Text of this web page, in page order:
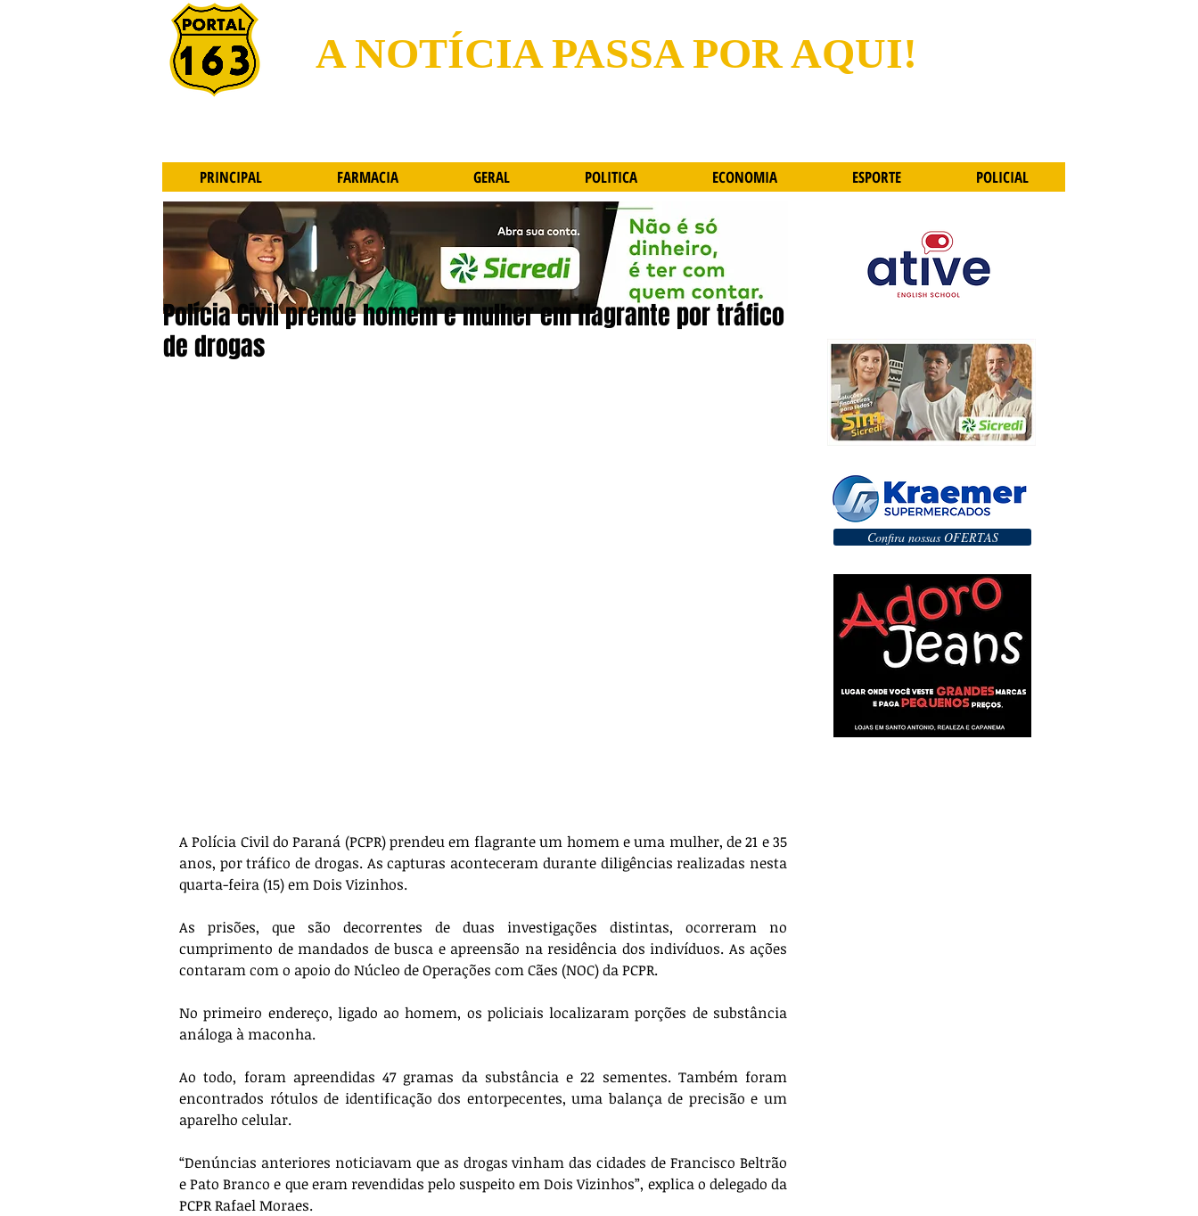
A NOTÍCIA PASSA POR AQUI!
Polícia Civil prende homem e mulher em flagrante por tráfico
de drogas
A Polícia Civil do Paraná (PCPR) prendeu em flagrante um homem e uma mulher, de 21 e 35
anos, por tráfico de drogas. As capturas aconteceram durante diligências realizadas nesta
quarta-feira (15) em Dois Vizinhos.
As prisões, que são decorrentes de duas investigações distintas, ocorreram no
cumprimento de mandados de busca e apreensão na residência dos indivíduos. As ações
contaram com o apoio do Núcleo de Operações com Cães (NOC) da PCPR.
No primeiro endereço, ligado ao homem, os policiais localizaram porções de substância
análoga à maconha.
Ao todo, foram apreendidas 47 gramas da substância e 22 sementes. Também foram
encontrados rótulos de identificação dos entorpecentes, uma balança de precisão e um
aparelho celular.
“Denúncias anteriores noticiavam que as drogas vinham das cidades de Francisco Beltrão
e Pato Branco e que eram revendidas pelo suspeito em Dois Vizinhos”, explica o delegado da
PCPR Rafael Moraes.
Confira nossas OFERTAS
PRINCIPAL FARMACIA GERAL POLITICA ECONOMIA ESPORTE POLICIAL